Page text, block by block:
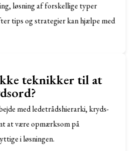
løsning af forskellige typer
tips og strategier kan hjælpe med
teknikker til at
med ledetrådshierarki, kryds-
at være opmærksom på
i løsningen.